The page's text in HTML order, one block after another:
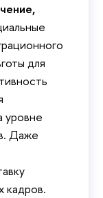
для
уровне
Даже
кадров.